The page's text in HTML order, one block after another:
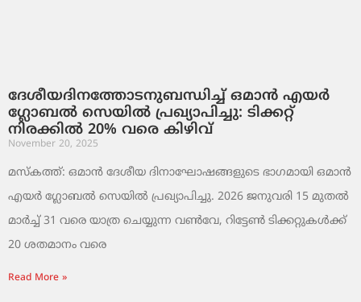
ദേശീയദിനത്തോടനുബന്ധിച്ച് ഒമാൻ എയർ
ഗ്ലോബൽ സെയിൽ പ്രഖ്യാപിച്ചു: ടിക്കറ്റ്
നിരക്കിൽ 20% വരെ കിഴിവ്
November 20, 2025
മസ്‌കത്ത്: ഒമാൻ ദേശീയ ദിനാഘോഷങ്ങളുടെ ഭാഗമായി ഒമാൻ
എയർ ഗ്ലോബൽ സെയിൽ പ്രഖ്യാപിച്ചു. 2026 ജനുവരി 15 മുതൽ
മാർച്ച് 31 വരെ യാത്ര ചെയ്യുന്ന വൺവേ, റിട്ടേൺ ടിക്കറ്റുകൾക്ക്
20 ശതമാനം വരെ
Read More »